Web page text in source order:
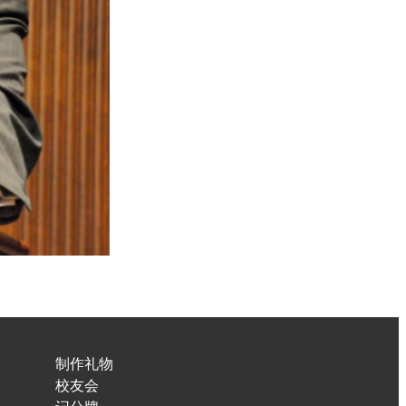
制作礼物
校友会